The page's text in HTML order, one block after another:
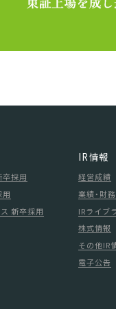
採用
新卒採用
IR情報
経営成績
業績・財
IRライブ
株式情報
その他IR
電子公告